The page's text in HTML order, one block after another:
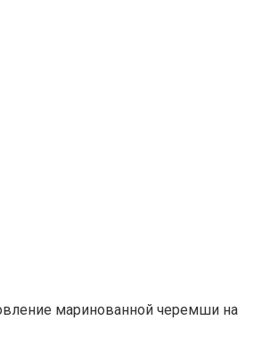
маринованной черемши на